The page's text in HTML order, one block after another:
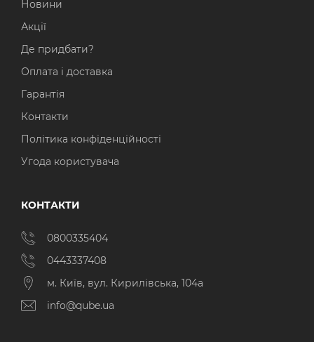
Новини
Акції
Де придбати?
Оплата і доставка
Гарантія
Контакти
Політика конфіденційності
Угода користувача
КОНТАКТИ
0800335404
0443337408
м. Київ, вул. Кирилівська, 104а
info@qube.ua